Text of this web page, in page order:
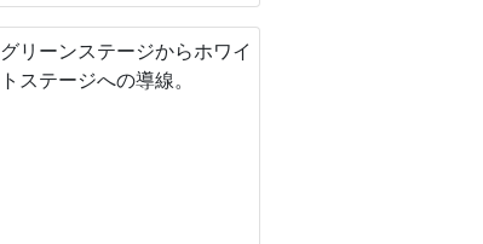
グリーンステージからホワイ
トステージへの導線。